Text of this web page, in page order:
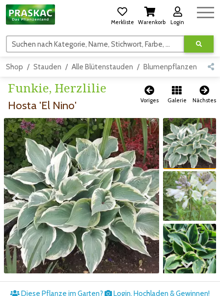
Merkliste Warenkorb Login
Suchen nach Kategorie, Name, Stichwort, Farbe, usw.
Shop Stauden Alle Blütenstauden Blumenpflanzen
Funkie, Herzlilie
Hosta 'El Nino' Voriges Galerie Nächstes
Zum vorigen Bild Zum nächsten Bild
Zum vorigen Bild
Diese Pflanze im Garten? Login, Hochladen & Gewinnen!